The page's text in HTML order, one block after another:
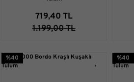
719,40 TL
1.199,00 TL
%40 %40